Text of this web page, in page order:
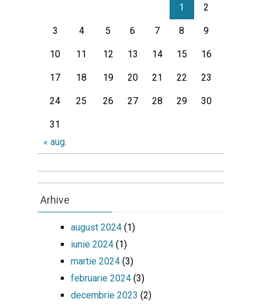
1 2
3 4 5 6 7 8 9
10 11 12 13 14 15 16
17 18 19 20 21 22 23
24 25 26 27 28 29 30
31
« aug.
Arhive
august 2024(1)
iunie 2024(1)
martie 2024(3)
februarie 2024(3)
decembrie 2023 (2)